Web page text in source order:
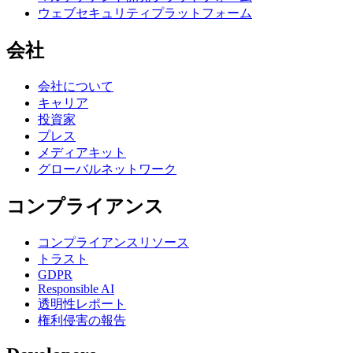
ウェブセキュリティプラットフォーム
会社
会社について
キャリア
投資家
プレス
メディアキット
グローバルネットワーク
コンプライアンス
コンプライアンスリソース
トラスト
GDPR
Responsible AI
透明性レポート
権利侵害の報告